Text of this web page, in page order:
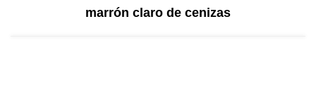
marrón claro de cenizas